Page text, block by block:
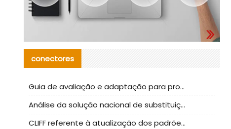
conectores
Guia de avaliação e adaptação para produção em massa de componentes de cabos nacionais CNC Tech
Análise da solução nacional de substituição da linha de alta frequência I-PEX
CLIFF referente à atualização dos padrões de teste de conectores nacionais